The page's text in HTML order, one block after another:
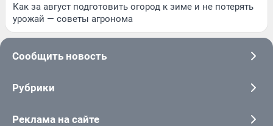
Как за август подготовить огород к зиме и не потерять
урожай — советы агронома
Сообщить новость
Рубрики
Реклама на сайте